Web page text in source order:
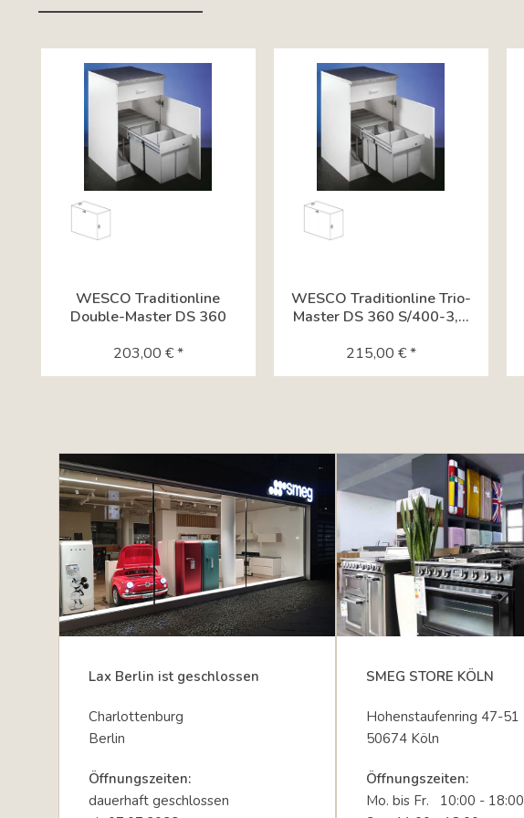
WESCO Traditionline
Double-Master DS 360
203,00 € *
WESCO Traditionline Trio-
Master DS 360 S/400-3,...
215,00 € *
Lax Berlin ist geschlossen
Charlottenburg
Berlin
Öffnungszeiten:
dauerhaft geschlossen
SMEG STORE KÖLN
Hohenstaufenring 47-51
50674 Köln
Öffnungszeiten:
Mo. bis Fr. 10:00 - 18:00